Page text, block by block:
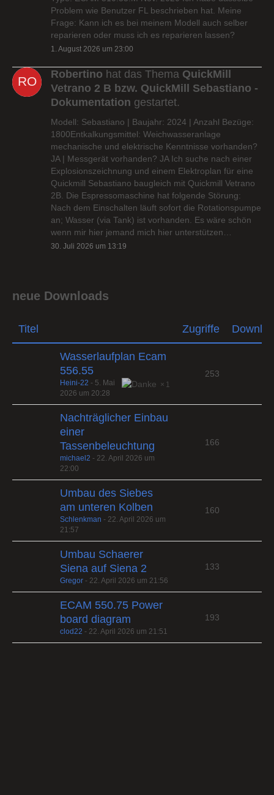
Problem wie Benutzer FL beschrieben hat. Meine
Frage: Kann ich es bei meinem Modell auch selber
reparieren oder muss ich es reparieren lassen?
1. August 2026 um 23:00
Robertino hat das Thema QuickMill
Vetrano 2 B bzw. QuickMill Sebastiano -
Dokumentation gestartet.
Modell: Sebastiano | Baujahr: 2024 | Anzahl Bezüge:
1800Entkalkungsmittel: Weichwasseranlage
mechanische und elektrische Kenntnisse vorhanden?
JA | Messgerät vorhanden? JA Ich suche nach einer
Explosionszeichnung und einem Elektroplan für eine
Quickmill Sebastiano baugleich mit Quickmill Vetrano
2B. Die Espressomaschine hat folgende Störung:
Nach dem Einschalten läuft sofort die Rotationspumpe
an; Wasser (via Tank) ist vorhanden. Es wäre schön
wenn mir hier jemand mich hier unterstützen…
30. Juli 2026 um 13:19
neue Downloads
Titel Zugriffe
Wasserlaufplan Ecam
556.55
1
Heini-22 - 5. Mai
2026 um 20:28
253
Nachträglicher Einbau
einer
Tassenbeleuchtung
michael2 - 22. April 2026 um
22:00
166
Umbau des Siebes
am unteren Kolben
Schlenkman - 22. April 2026 um
21:57
160
Umbau Schaerer
Siena auf Siena 2
Gregor - 22. April 2026 um 21:56
133
ECAM 550.75 Power
board diagram
clod22 - 22. April 2026 um 21:51
193